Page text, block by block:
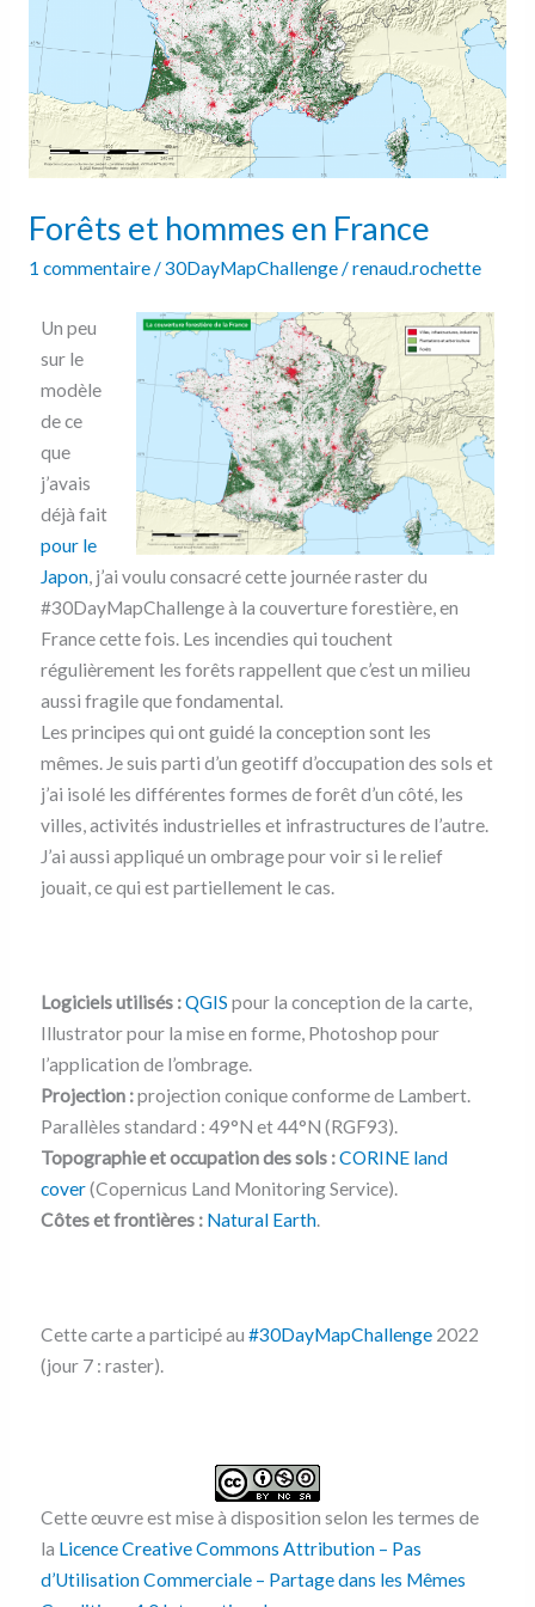
Forêts et hommes en France
1 commentaire/30DayMapChallenge/renaud.rochette
Un peu
sur le
modèle
de ce
que
j’avais
déjà fait
pour le
Japon, j’ai voulu consacré cette journée raster du
#30DayMapChallenge à la couverture forestière, en
France cette fois. Les incendies qui touchent
régulièrement les forêts rappellent que c’est un milieu
aussi fragile que fondamental.
Les principes qui ont guidé la conception sont les
mêmes. Je suis parti d’un geotiff d’occupation des sols et
j’ai isolé les différentes formes de forêt d’un côté, les
villes, activités industrielles et infrastructures de l’autre.
J’ai aussi appliqué un ombrage pour voir si le relief
jouait, ce qui est partiellement le cas.
Logiciels utilisés :QGIS pour la conception de la carte,
Illustrator pour la mise en forme, Photoshop pour
l’application de l’ombrage.
Projection :projection conique conforme de Lambert.
Parallèles standard : 49°N et 44°N (RGF93).
Topographie et occupation des sols :CORINE land
cover(Copernicus Land Monitoring Service).
Côtes et frontières : Natural Earth.
Cette carte a participé au #30DayMapChallenge2022
(jour 7 : raster).
Cette œuvre est mise à disposition selon les termes de
la Licence Creative Commons Attribution – Pas
d’Utilisation Commerciale – Partage dans les Mêmes